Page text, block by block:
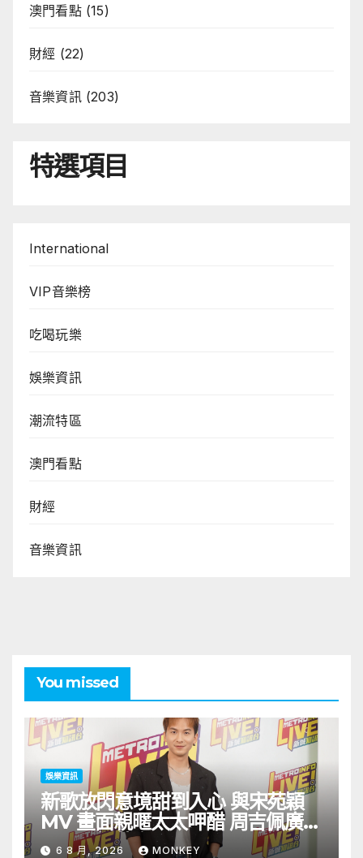
澳門看點(15)
財經 (22)
音樂資訊(203)
特選項目
International
VIP音樂榜
吃喝玩樂
娛樂資訊
潮流特區
澳門看點
財經
音樂資訊
You missed
娛樂資訊
新歌放閃意境甜到入心 與宋苑穎
MV 畫面親暱太太呷醋 周吉佩廣州
一日三場熱血 Busking
6 8 月, 2026 MONKEY